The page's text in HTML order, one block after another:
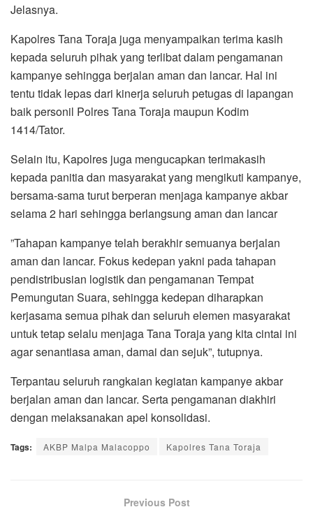
Jelasnya.
Kapolres Tana Toraja juga menyampaikan terima kasih
kepada seluruh pihak yang terlibat dalam pengamanan
kampanye sehingga berjalan aman dan lancar. Hal ini
tentu tidak lepas dari kinerja seluruh petugas di lapangan
baik personil Polres Tana Toraja maupun Kodim
1414/Tator.
Selain itu, Kapolres juga mengucapkan terimakasih
kepada panitia dan masyarakat yang mengikuti kampanye,
bersama-sama turut berperan menjaga kampanye akbar
selama 2 hari sehingga berlangsung aman dan lancar
”Tahapan kampanye telah berakhir semuanya berjalan
aman dan lancar. Fokus kedepan yakni pada tahapan
pendistribusian logistik dan pengamanan Tempat
Pemungutan Suara, sehingga kedepan diharapkan
kerjasama semua pihak dan seluruh elemen masyarakat
untuk tetap selalu menjaga Tana Toraja yang kita cintai ini
agar senantiasa aman, damai dan sejuk”, tutupnya.
Terpantau seluruh rangkaian kegiatan kampanye akbar
berjalan aman dan lancar. Serta pengamanan diakhiri
dengan melaksanakan apel konsolidasi.
Tags: AKBP Malpa Malacoppo Kapolres Tana Toraja
Previous Post